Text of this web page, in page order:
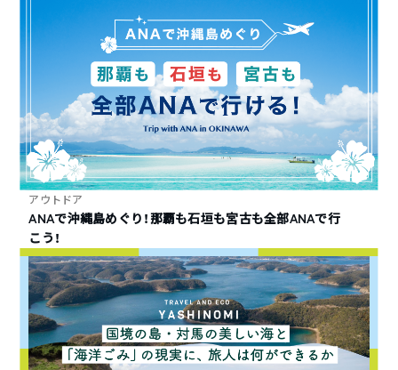
アウトドア
ANAで沖縄島めぐり！那覇も石垣も宮古も全部ANAで行
こう！